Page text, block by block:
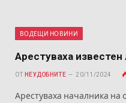
ВОДЕЩИ НОВИНИ
Арестуваха известен
ОТ НЕУДОБНИТЕ 20/11/2024
Арестуваха началника на